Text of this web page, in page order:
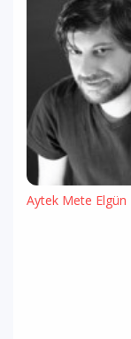
Aytek Mete Elgün